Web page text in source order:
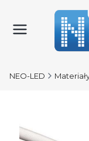
NEO-LED